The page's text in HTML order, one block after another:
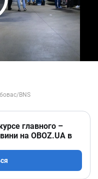
Video
главного –
на OBOZ.UA в